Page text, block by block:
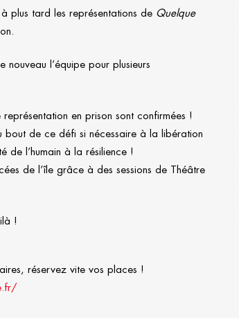
plus tard les représentations de Quelque
nouveau l’équipe pour plusieurs
en prison sont confirmées !
bout de ce défi si nécessaire à la libération
de l’humain à la résilience !
de l’île grâce à des sessions de Théâtre
!
réservez vite vos places !